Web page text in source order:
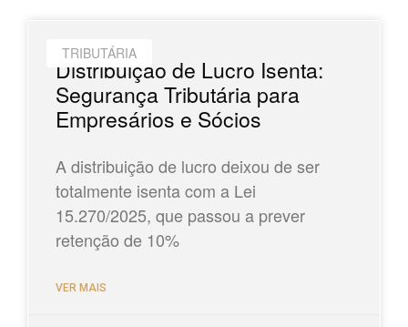
TRIBUTÁRIA
Distribuição de Lucro Isenta:
Segurança Tributária para
Empresários e Sócios
A distribuição de lucro deixou de ser
totalmente isenta com a Lei
15.270/2025, que passou a prever
retenção de 10%
VER MAIS